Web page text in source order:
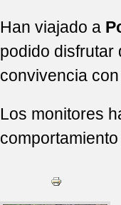
STEAM: TALLER DE
VISITA
DELEGADO DE
Han viajado a
podido disfrutar
convivencia
Los monitores